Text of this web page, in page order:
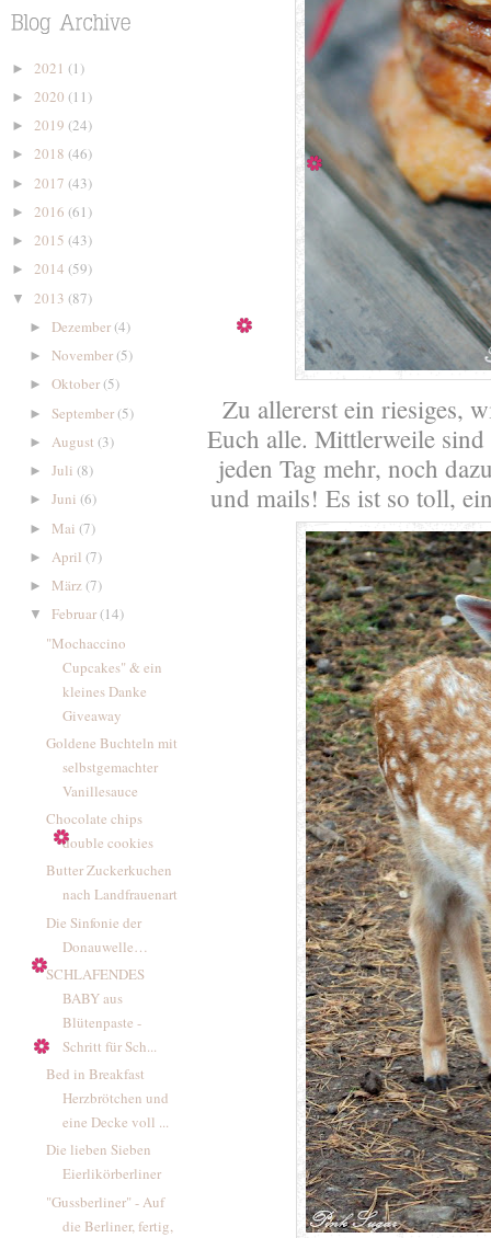
► 2021 (1)
► 2020 (11)
► 2019 (24)
► 2018 (46)
► 2017 (43)
► 2016 (61)
► 2015 (43)
► 2014 (59)
▼ 2013 (87)
► Dezember(4)
► November(5)
► Oktober(5)
► September(5)
► August (3)
► Juli (8)
► Juni (6)
► Mai (7)
► April (7)
► März(7)
▼ Februar(14)
"Mochaccino
Cupcakes" & ein
kleines Danke
Giveaway
Goldene Buchteln mit
selbstgemachter
Vanillesauce
Chocolate chips
double cookies
Butter Zuckerkuchen
nach Landfrauenart
Die Sinfonie der
Donauwelle…
SCHLAFENDES
BABY aus
Blütenpaste -
Schritt für Sch...
Bed in Breakfast
Herzbrötchen und
eine Decke voll ...
Die lieben Sieben
Eierlikörberliner
"Gussberliner" - Auf
die Berliner, fertig,
Zu allererst ein riesiges,
Euch alle. Mittlerweile
jeden Tag mehr, noch
und mails! Es ist so toll,